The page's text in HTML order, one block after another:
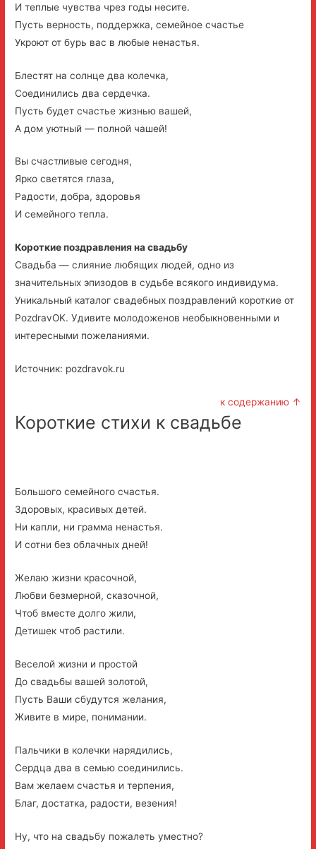
И теплые чувства чрез годы несите.
Пусть верность, поддержка, семейное счастье
Укроют от бурь вас в любые ненастья.
Блестят на солнце два колечка,
Соединились два сердечка.
Пусть будет счастье жизнью вашей,
А дом уютный — полной чашей!
Вы счастливые сегодня,
Ярко светятся глаза,
Радости, добра, здоровья
И семейного тепла.
Короткие поздравления на свадьбу
Свадьба — слияние любящих людей, одно из
значительных эпизодов в судьбе всякого индивидума.
Уникальный каталог свадебных поздравлений короткие от
PozdravOK. Удивите молодоженов необыкновенными и
интересными пожеланиями.
Источник: pozdravok.ru
к содержанию ↑
Короткие стихи к свадьбе
Большого семейного счастья.
Здоровых, красивых детей.
Ни капли, ни грамма ненастья.
И сотни без облачных дней!
Желаю жизни красочной,
Любви безмерной, сказочной,
Чтоб вместе долго жили,
Детишек чтоб растили.
Веселой жизни и простой
До свадьбы вашей золотой,
Пусть Ваши сбудутся желания,
Живите в мире, понимании.
Пальчики в колечки нарядились,
Сердца два в семью соединились.
Вам желаем счастья и терпения,
Благ, достатка, радости, везения!
Ну, что на свадьбу пожалеть уместно?